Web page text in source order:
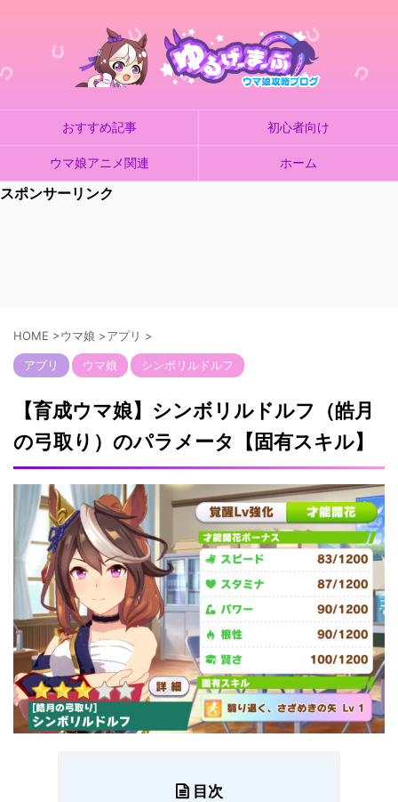
おすすめ記事 初心者向け
ウマ娘アニメ関連 ホーム
スポンサーリンク
HOME >ウマ娘 >アプリ >
アプリ ウマ娘 シンボリルドルフ
【育成ウマ娘】シンボリルドルフ（皓月
の弓取り）のパラメータ【固有スキル】
目次